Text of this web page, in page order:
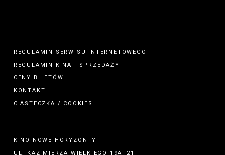
REGULAMIN SERWISU INTERNETOWEGO
REGULAMIN KINA I
SPRZEDAŻY
CENY BILETÓW
KONTAKT
CIASTECZKA / COOKIES
KINO NOWE HORYZONTY
UL. KAZIMIERZA WIELKIEGO 19A–21